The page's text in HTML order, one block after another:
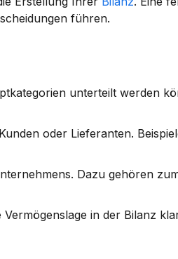
führen.
unterteilt werden
oder Lieferanten.
Dazu gehören
in der Bilanz